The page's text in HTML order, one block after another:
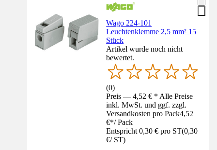
Wago 224-101
Leuchtenklemme 2,5 mm² 15
Stück
Artikel wurde noch nicht
bewertet.
(0)
Preis — 4,52 € * Alle Preise
inkl. MwSt. und ggf. zzgl.
Versandkosten pro Pack4,52
€*/ Pack
Entspricht 0,30 € pro ST(0,30
€/ ST)